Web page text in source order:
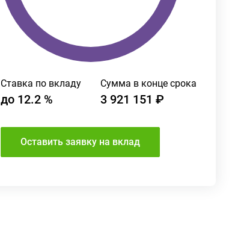
Ставка по вкладу
до 12.2 %
Сумма в конце срока
3 921 151 ₽
Оставить заявку на вклад